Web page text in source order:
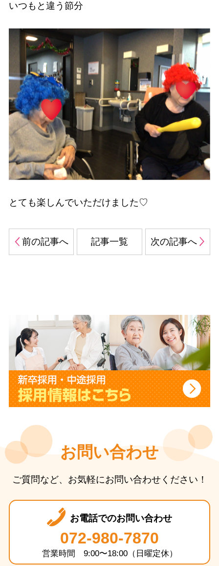
いつもと違う節分
とても楽しんでいただけました♡
前の記事へ 次の記事へ
記事一覧
お問い合わせ
ご質問など、お気軽にお問い合わせください！
お電話でのお問い合わせ
072-980-7870
営業時間 9:00〜18:00（日曜定休）